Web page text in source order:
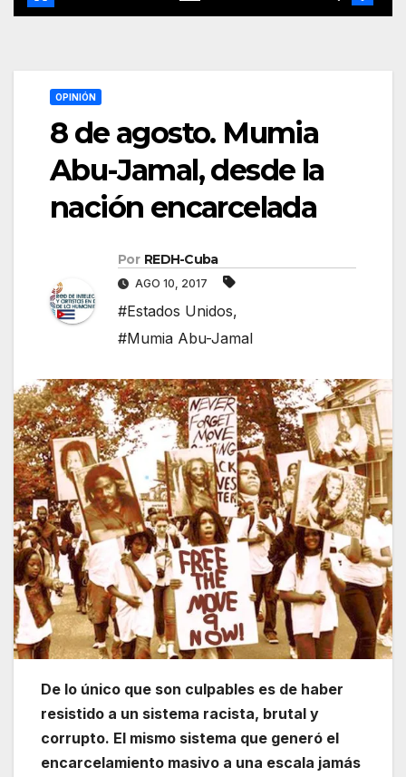
OPINIÓN
8 de agosto. Mumia
Abu-Jamal, desde la
nación encarcelada
Por REDH-Cuba
AGO 10, 2017
#Estados Unidos,
#Mumia Abu-Jamal
De lo único que son culpables es de haber
resistido a un sistema racista, brutal y
corrupto. El mismo sistema que generó el
encarcelamiento masivo a una escala jamás